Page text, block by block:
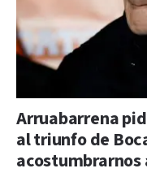
Arruabarrena
al triunfo de